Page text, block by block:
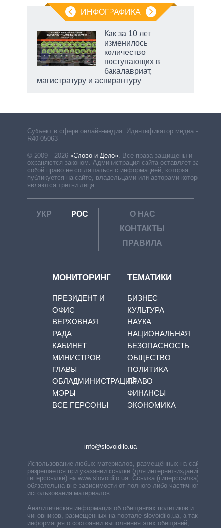
ИНФОГРАФИКА
Как за 10 лет
изменилось
количество
поступающих в
бакалавриат,
магистратуру и аспирантуру
Субъект в сфере онлайн-медиа. Идентификатор медиа –
R40-05063
© 2009—2026 «Слово и Дело»
Все права защищены и
охраняются законом. Администрация сайта оставляет за
собой право не соглашаться с информацией, которая
публикуется на сайте, владельцами или авторами которой
являются третьи лица.
УКР РОС
О НАС
КОНТАКТЫ
ПРАВИЛА
МОНИТОРИНГ
ПРЕЗИДЕНТ И
ОФИС
ВЕРХОВНАЯ
РАДА
КАБИНЕТ
МИНИСТРОВ
ГЛАВЫ
ОБЛАДМИНИСТРАЦИЙ
МЭРЫ
ВСЕ ПЕРСОНЫ
ТЕМАТИКИ
БИЗНЕС
КУЛЬТУРА
НАУКА
НАЦИОНАЛЬНАЯ
БЕЗОПАСНОСТЬ
ОБЩЕСТВО
ПОЛИТИКА
ПРАВО
ФИНАНСЫ
ЭКОНОМИКА
info@slovoidilo.ua
Использование любых материалов, размещённых на сайте,
разрешается при указании ссылки (для интернет-изданий —
гиперссылки) на www.slovoidilo.ua. Ссылка (гиперссылка)
обязательна вне зависимости от полного либо частичного
использования материалов.
Аналитическая информация об обещаниях политиков и
чиновников, размещенных на портале slovoidilo.ua, а также
информация о состоянии выполнения этих обещаний,